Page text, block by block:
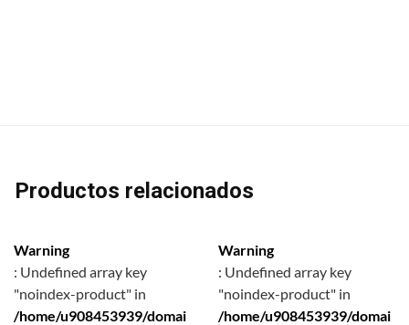
Productos relacionados
Warning
: Undefined array key
"noindex-product" in
/home/u908453939/domai
Warning
: Undefined array key
"noindex-product" in
/home/u908453939/domai